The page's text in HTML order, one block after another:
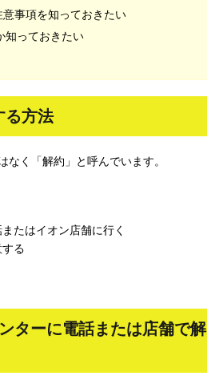
事項を知っておきたい
知っておきたい
る方法
く「解約」と呼んでいます。
たはイオン店舗に行く
る
ターに電話または店舗で解